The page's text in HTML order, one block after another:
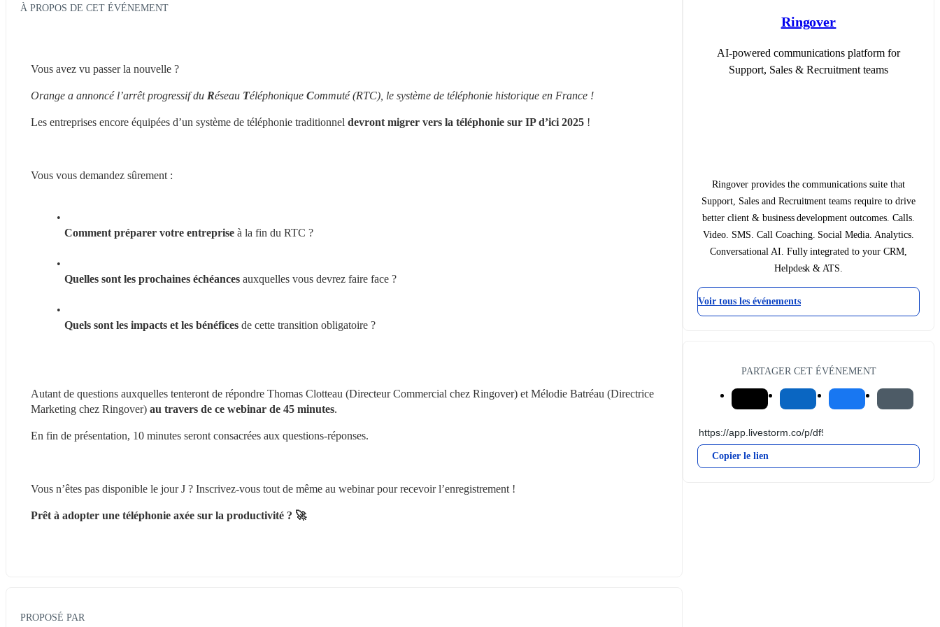
À PROPOS DE CET ÉVÉNEMENT
Vous avez vu passer la nouvelle ?
Orange a annoncé l’arrêt progressif du Réseau Téléphonique Commuté (RTC), le système de téléphonie historique en France !
Les entreprises encore équipées d’un système de téléphonie traditionnel devront migrer vers la téléphonie sur IP d’ici 2025 !
Vous vous demandez sûrement :
Comment préparer votre entreprise à la fin du RTC ?
Quelles sont les prochaines échéances auxquelles vous devrez faire face ?
Quels sont les impacts et les bénéfices de cette transition obligatoire ?
Autant de questions auxquelles tenteront de répondre Thomas Clotteau (Directeur Commercial chez Ringover) et Mélodie Batréau (Directrice
Marketing chez Ringover) au travers de ce webinar de 45 minutes.
En fin de présentation, 10 minutes seront consacrées aux questions-réponses.
Vous n’êtes pas disponible le jour J ? Inscrivez-vous tout de même au webinar pour recevoir l’enregistrement !
Prêt à adopter une téléphonie axée sur la productivité ? 🚀
PROPOSÉ PAR
Ringover
AI-powered communications platform for
Support, Sales & Recruitment teams
Ringover provides the communications suite that
Support, Sales and Recruitment teams require to drive
better client & business development outcomes. Calls.
Video. SMS. Call Coaching. Social Media. Analytics.
Conversational AI. Fully integrated to your CRM,
Helpdesk & ATS.
Voir tous les événements
PARTAGER CET ÉVÉNEMENT
Copier le lien